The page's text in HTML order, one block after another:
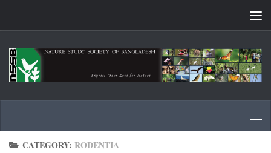
CATEGORY: RODENTIA